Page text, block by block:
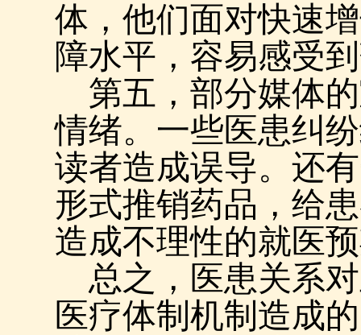
体，他们面对快速
障水平，容易感受
第五，部分媒体
情绪。一些医患纠
读者造成误导。还
形式推销药品，给
造成不理性的就医
总之，医患关系
医疗体制机制造成